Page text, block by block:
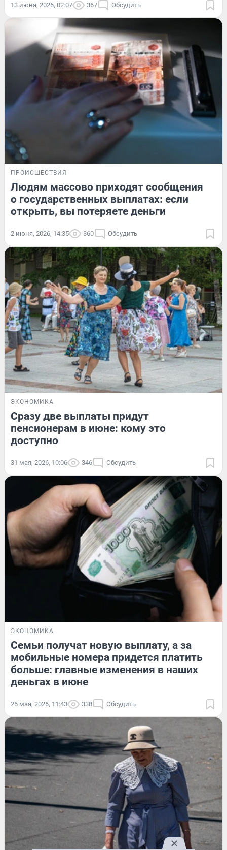
13 июня, 2026, 02:07 367 Обсудить
ПРОИСШЕСТВИЯ
Людям массово приходят сообщения
о государственных выплатах: если
открыть, вы потеряете деньги
2 июня, 2026, 14:35 360 Обсудить
ЭКОНОМИКА
Сразу две выплаты придут
пенсионерам в июне: кому это
доступно
31 мая, 2026, 10:06 346 Обсудить
ЭКОНОМИКА
Семьи получат новую выплату, а за
мобильные номера придется платить
больше: главные изменения в наших
деньгах в июне
26 мая, 2026, 11:43 338 Обсудить